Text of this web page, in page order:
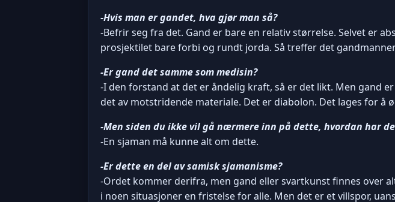
-Hvis man er gandet, hva gjør man så?
-Befrir seg fra det. Gand er bare en relativ størrelse. Selvet er
prosjektilet bare forbi og rundt jorda. Så treffer det
-Er gand det samme som medisin?
-I den forstand at det er åndelig kraft, så er det likt. Men gand
det av motstridende materiale. Det er diabolon. Det lages for å
-Men siden du ikke vil gå nærmere inn på dette, hvordan har
-En sjaman må kunne alt om dette.
-Er dette en del av samisk sjamanisme?
-Ordet kommer derifra, men gand eller svartkunst finnes over
i noen situasjoner en fristelse for alle. Men det er et villspor,